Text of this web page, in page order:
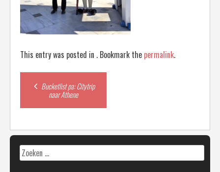
This entry was posted in . Bookmark the permalink.
Post
navigation
Bucketlist pa: Citytrip
naar Athene
Zoeken
naar: